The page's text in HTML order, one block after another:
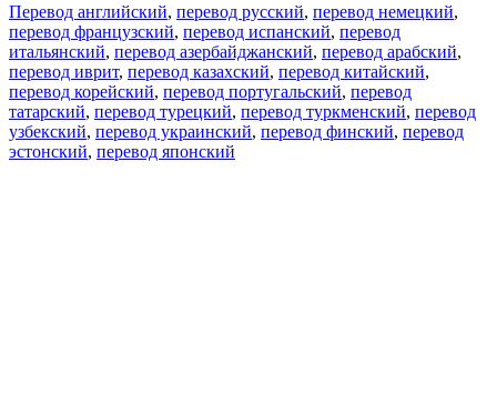
Перевод английский, перевод русский, перевод немецкий,
перевод французский, перевод испанский, перевод
итальянский, перевод азербайджанский, перевод арабский,
перевод иврит, перевод казахский, перевод китайский,
перевод корейский, перевод португальский, перевод
татарский, перевод турецкий, перевод туркменский, перевод
узбекский, перевод украинский, перевод финский, перевод
эстонский, перевод японский